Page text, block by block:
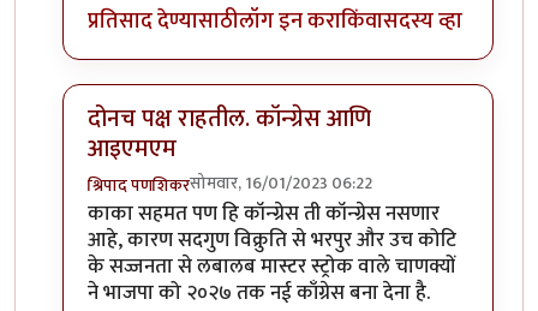
प्रतिसाद देण्यासाठीलॉग इन कराकिंवासदस्य व्हा
दोनच पक्ष राहतील. कॉन्ग्रेस आणि
आइएमएम
श्रिपाद पणशिकरसोमवार, 16/01/2023 06:22
In reply toअजून थोडी वर्ष थांबा.byकंजूस
काका सहमत पण हि कॉन्ग्रेस ती कॉन्ग्रेस नसणार
आहे, कारण सदगुण विक्रुति से भरपुर और उच कोटि
के सज्जनता से लबालब मास्टर स्ट्रोक वाले चाणक्यों
ने भाजपा को २०२७ तक नई काँग्रेस बना देना है.